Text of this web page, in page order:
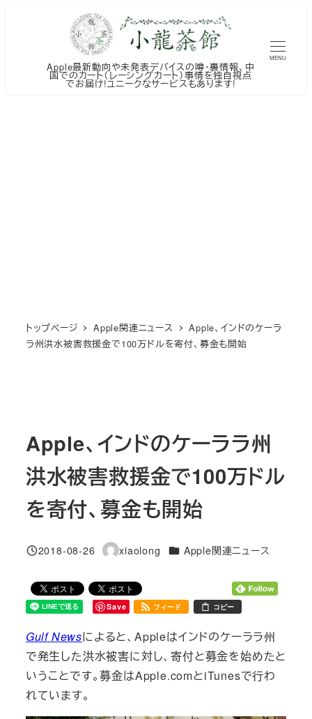
Apple最新動向や未発表デバイスの噂・裏情報、中
国でのカート（レーシングカート）事情を独自視点
でお届け!ユニークなサービスもあります!
MENU
トップページ Apple関連ニュース
Apple、インドのケーラ
ラ州洪水被害救援金で100万ドルを寄付、募金も開始
Apple、インドのケーララ州
洪水被害救援金で100万ドル
を寄付、募金も開始
投稿日
2018-08-26
著
xiaolong カテゴリー
Apple関連ニュース
Save フィード コピー
Gulf Newsによると、Appleはインドのケーララ州
で発生した洪水被害に対し、寄付と募金を始めたと
いうことです。募金はApple.comとiTunesで行わ
れています。